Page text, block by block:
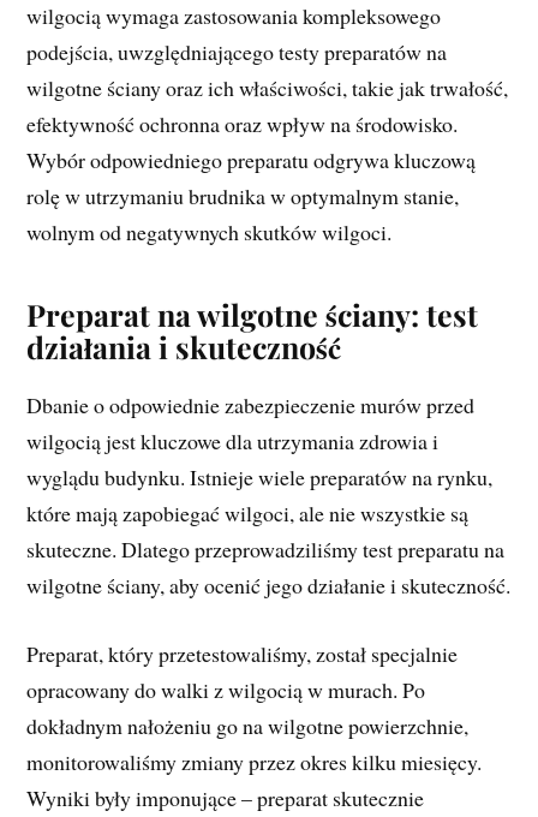
wilgocią wymaga zastosowania kompleksowego
podejścia, uwzględniającego testy preparatów na
wilgotne ściany oraz ich właściwości, takie jak trwałość,
efektywność ochronna oraz wpływ na środowisko.
Wybór odpowiedniego preparatu odgrywa kluczową
rolę w utrzymaniu brudnika w optymalnym stanie,
wolnym od negatywnych skutków wilgoci.
Preparat na wilgotne ściany: test
działania i skuteczność
Dbanie o odpowiednie zabezpieczenie murów przed
wilgocią jest kluczowe dla utrzymania zdrowia i
wyglądu budynku. Istnieje wiele preparatów na rynku,
które mają zapobiegać wilgoci, ale nie wszystkie są
skuteczne. Dlatego przeprowadziliśmy test preparatu na
wilgotne ściany, aby ocenić jego działanie i skuteczność.
Preparat, który przetestowaliśmy, został specjalnie
opracowany do walki z wilgocią w murach. Po
dokładnym nałożeniu go na wilgotne powierzchnie,
monitorowaliśmy zmiany przez okres kilku miesięcy.
Wyniki były imponujące – preparat skutecznie